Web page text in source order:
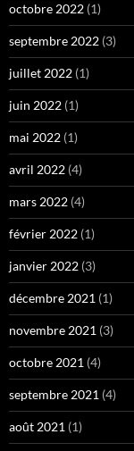
octobre 2022 (1)
septembre 2022 (3)
juillet 2022 (1)
juin 2022 (1)
mai 2022 (1)
avril 2022 (4)
mars 2022 (4)
février 2022 (1)
janvier 2022 (3)
décembre 2021 (1)
novembre 2021 (3)
octobre 2021 (4)
septembre 2021 (4)
août 2021 (1)